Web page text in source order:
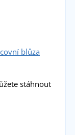
blůza
stáhnout